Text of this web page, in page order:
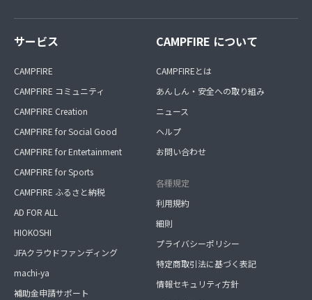
サービス
CAMPFIRE
CAMPFIRE コミュニティ
CAMPFIRE Creation
CAMPFIRE for Social Good
CAMPFIRE for Entertainment
CAMPFIRE for Sports
CAMPFIRE ふるさと納税
AD FOR ALL
HIOKOSHI
JFAクラウドファンディング
machi-ya
補助金申請サポート
CAMPFIRE について
CAMPFIREとは
あんしん・安全への取り組み
ニュース
ヘルプ
お問い合わせ
各種規定
利用規約
細則
プライバシーポリシー
特定商取引法に基づく表記
情報セキュリティ方針